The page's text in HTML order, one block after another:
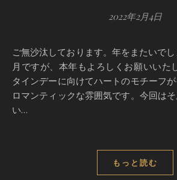
2022年2月4日
ご無沙汰しております。年をまたいでしまいました……もう2
月ですが、本年もよろしくお願いいた
タインデーに向けてハートのモチーフが
ロマンティックな雰囲気です。今回は
い…
もっと読む